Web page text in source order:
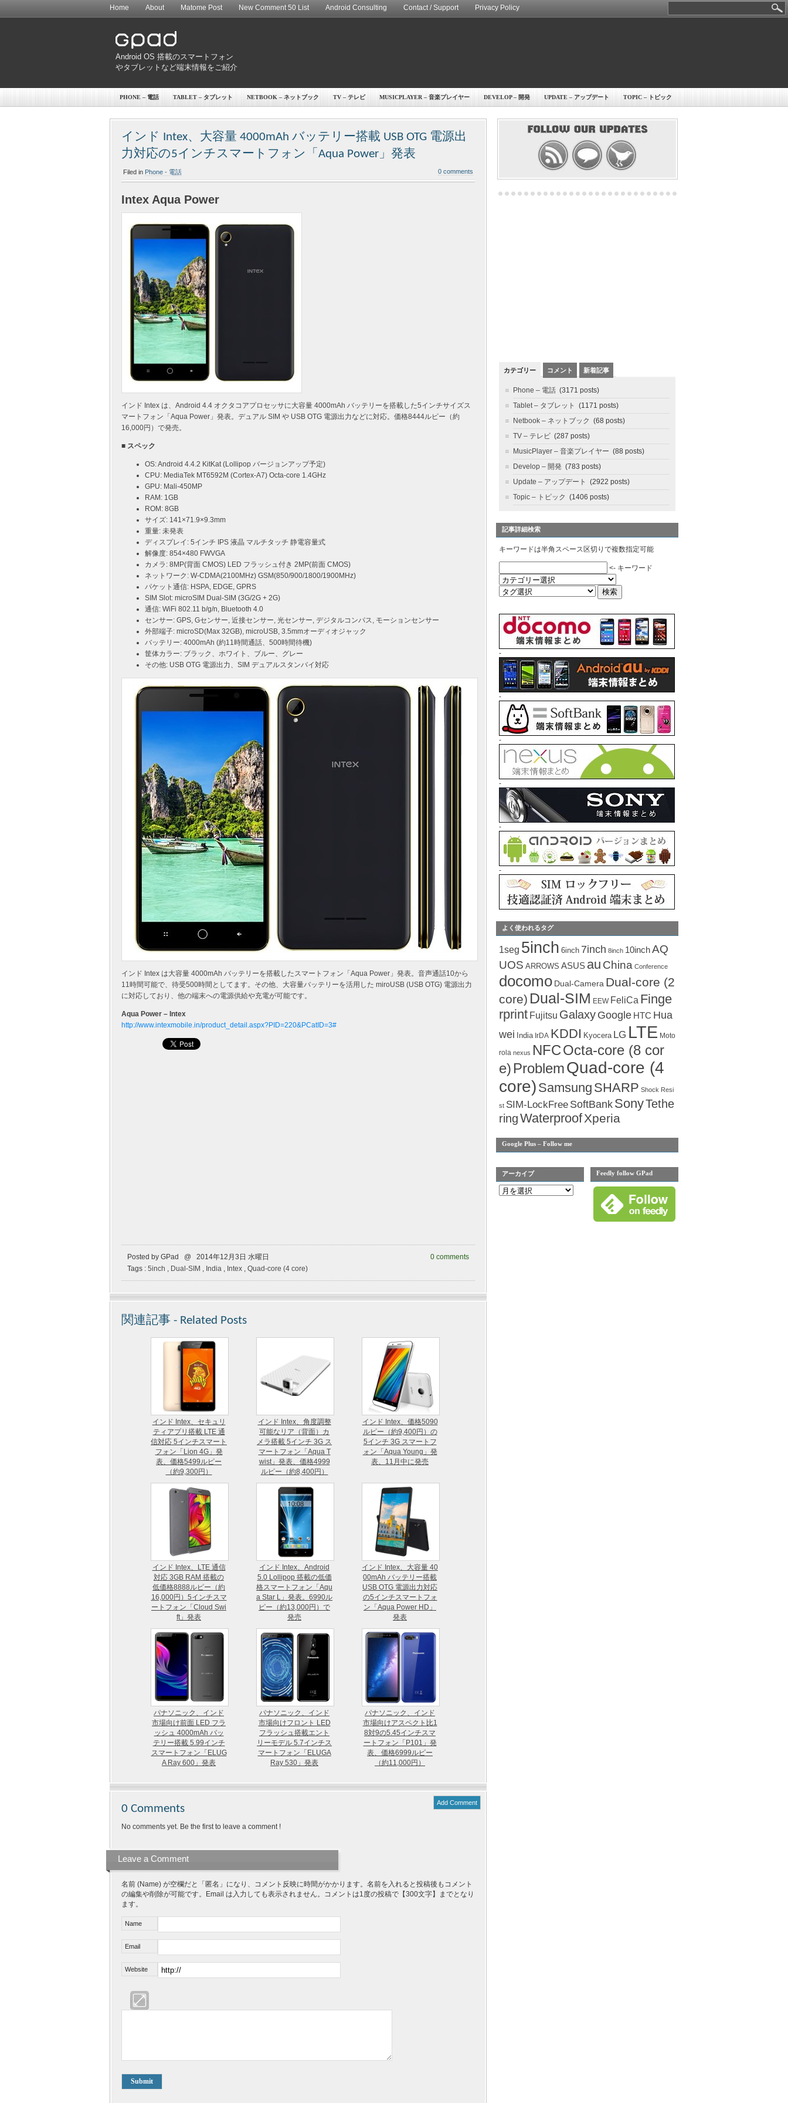
Home About Matome Post New Comment 50 List Android Consulting Contact / Support Privacy Policy
Android OS 搭載のスマートフォン
やタブレットなど端末情報をご紹介
PHONE – 電話 TABLET – タブレット NETBOOK – ネットブック TV – テレビ MUSICPLAYER – 音楽プレイヤー DEVELOP – 開発 UPDATE – アップデート TOPIC – トピック
インド Intex、大容量 4000mAh バッテリー搭載 USB OTG 電源出
力対応の5インチスマートフォン「Aqua Power」発表
Filed in Phone - 電話 0 comments
Intex Aqua Power
インド Intex は、Android 4.4 オクタコアプロセッサに大容量 4000mAh バッテリーを搭載した5インチサイズス
マートフォン「Aqua Power」発表。デュアル SIM や USB OTG 電源出力などに対応。価格8444ルピー（約
16,000円）で発売。
■ スペック
OS: Android 4.4.2 KitKat (Lollipop バージョンアップ予定)
CPU: MediaTek MT6592M (Cortex-A7) Octa-core 1.4GHz
GPU: Mali-450MP
RAM: 1GB
ROM: 8GB
サイズ: 141×71.9×9.3mm
重量: 未発表
ディスプレイ: 5インチ IPS 液晶 マルチタッチ 静電容量式
解像度: 854×480 FWVGA
カメラ: 8MP(背面 CMOS) LED フラッシュ付き 2MP(前面 CMOS)
ネットワーク: W-CDMA(2100MHz) GSM(850/900/1800/1900MHz)
パケット通信: HSPA, EDGE, GPRS
SIM Slot: microSIM Dual-SIM (3G/2G + 2G)
通信: WiFi 802.11 b/g/n, Bluetooth 4.0
センサー: GPS, Gセンサー, 近接センサー, 光センサー, デジタルコンパス, モーションセンサー
外部端子: microSD(Max 32GB), microUSB, 3.5mmオーディオジャック
バッテリー: 4000mAh (約11時間通話、500時間待機)
筐体カラー: ブラック、ホワイト、ブルー、グレー
その他: USB OTG 電源出力、SIM デュアルスタンバイ対応
インド Intex は大容量 4000mAh バッテリーを搭載したスマートフォン「Aqua Power」発表。音声通話10から
11時間可能で、待受500時間としてます。その他、大容量バッテリーを活用した miroUSB (USB OTG) 電源出力
に対応しており、他の端末への電源供給や充電が可能です。
Aqua Power – Intex
http://www.intexmobile.in/product_detail.aspx?PID=220&PCatID=3#
Posted by GPad @ 2014年12月3日 水曜日
0 comments
Tags : 5inch , Dual-SIM , India , Intex , Quad-core (4 core)
関連記事 - Related Posts
インド Intex、セキュリ
ティアプリ搭載 LTE 通
信対応 5インチスマート
フォン「Lion 4G」発
表、価格5499ルピー
（約9,300円）
インド Intex、角度調整
可能なリア（背面）カ
メラ搭載 5インチ 3G ス
マートフォン「Aqua T
wist」発表、価格4999
ルピー（約8,400円）
インド Intex、価格5090
ルピー（約9,400円）の
5インチ 3G スマートフ
ォン「Aqua Young」発
表、11月中に発売
インド Intex、LTE 通信
対応 3GB RAM 搭載の
低価格8888ルピー（約
16,000円）5インチスマ
ートフォン「Cloud Swi
ft」発表
インド Intex、Android
5.0 Lollipop 搭載の低価
格スマートフォン「Aqu
a Star L」発表。6990ル
ピー（約13,000円）で
発売
インド Intex、大容量 40
00mAh バッテリー搭載
USB OTG 電源出力対応
の5インチスマートフォ
ン「Aqua Power HD」
発表
パナソニック、インド
市場向け前面 LED フラ
ッシュ 4000mAh バッ
テリー搭載 5.99インチ
スマートフォン「ELUG
A Ray 600」発表
パナソニック、インド
市場向けフロント LED
フラッシュ搭載エント
リーモデル 5.7インチス
マートフォン「ELUGA
Ray 530」発表
パナソニック、インド
市場向けアスペクト比1
8対9の5.45インチスマ
ートフォン「P101」発
表、価格6999ルピー
（約11,000円）
0 Comments Add Comment
No comments yet. Be the first to leave a comment !
Leave a Comment
名前 (Name) が空欄だと「匿名」になり、コメント反映に時間がかかります。名前を入れると投稿後もコメント
の編集や削除が可能です。Email は入力しても表示されません。コメントは1度の投稿で【300文字】までとなり
ます。
Name
Email
Website
カテゴリー コメント 新着記事
Phone – 電話 (3171 posts)
Tablet – タブレット
(1171 posts)
Netbook – ネットブック (68 posts)
TV – テレビ (287 posts)
MusicPlayer – 音楽プレイヤー (88 posts)
Develop – 開発 (783 posts)
Update – アップデート
(2922 posts)
Topic – トピック (1406 posts)
記事詳細検索
キーワードは半角スペース区切りで複数指定可能
<- キーワード
-
-
-
-
-
-
よく使われるタグ
1seg 5inch 6inch 7inch 8inch 10inchAQ
UOS ARROWS ASUS au China Conference
docomo Dual-Camera Dual-core (2
core) Dual-SIM EEW FeliCa Finge
rprint Fujitsu Galaxy Google HTC Hua
wei India IrDA KDDI Kyocera LG LTE Moto
rola nexus NFCOcta-core (8 cor
e) ProblemQuad-core (4
core) Samsung SHARP Shock Resi
st SIM-LockFree SoftBank SonyTethe
ringWaterproofXperia
Google Plus – Follow me
アーカイブ Feedly follow GPad